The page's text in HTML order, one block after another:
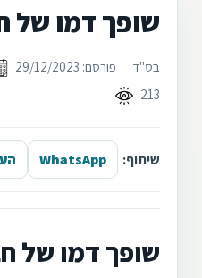
שופך דמו של
בס"ד פורסם: 29/12/2023
213
שיתוף: WhatsApp
שופך דמו של